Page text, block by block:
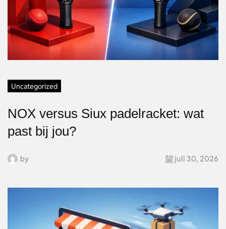
Uncategorized
NOX versus Siux padelracket: wat
past bij jou?
by juli 30, 2026